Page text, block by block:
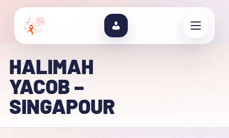
HALIMAH
YACOB –
SINGAPOUR